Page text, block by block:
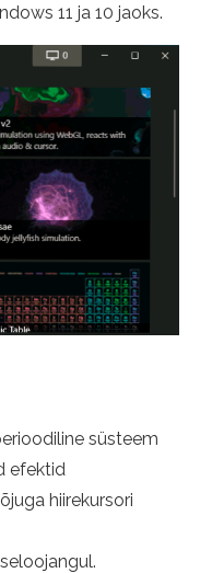
11 ja 10 jaoks.
süsteem
efektid
hiirekursori